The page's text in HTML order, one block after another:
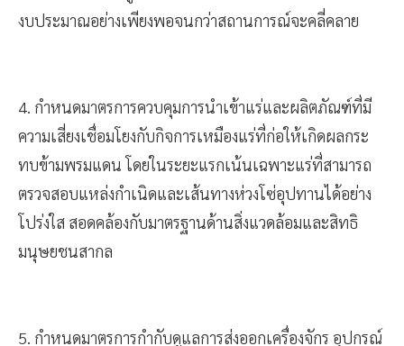
พร้อมเปิดเผยข้อมูลต่อสาธารณะอย่างโปร่งใส และจัดสรร
4. กำหนดมาตรการควบคุมการนำเข้าแร่และผลิตภัณฑ์ที่มี
ความเสี่ยงเชื่อมโยงกับกิจการเหมืองแร่ที่ก่อให้เกิดผลกระ
ทบข้ามพรมแดน โดยในระยะแรกเน้นเฉพาะแร่ที่สามารถ
ตรวจสอบแหล่งกำเนิดและเส้นทางห่วงโซ่อุปทานได้อย่าง
โปร่งใส สอดคล้องกับมาตรฐานด้านสิ่งแวดล้อมและสิทธิ